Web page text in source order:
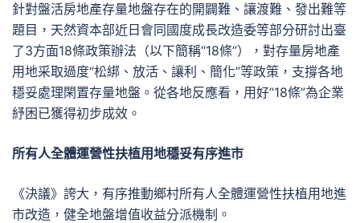
針對盤活房地產存量地盤存在的開闢難、讓渡難、發出難等
題目，天然資本部近日會同國度成長改造委等部分研討出臺
了3方面18條政策辦法（以下簡稱“18條”），對存量房地產
用地采取過度“松綁、放活、讓利、簡化”等政策，支撐各地
穩妥處理閑置存量地盤。從各地反應看，用好“18條”為企業
紓困已獲得初步成效。
所有人全體運營性扶植用地穩妥有序進市
《決議》誇大，有序推動鄉村所有人全體運營性扶植用地進
市改造，健全地盤增值收益分派機制。